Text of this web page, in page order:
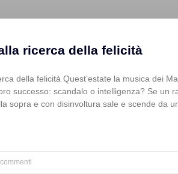
ricerca della felicità
della felicità Quest’estate la musica dei
successo: scandalo o intelligenza? Se un
sopra e con disinvoltura sale e scende da